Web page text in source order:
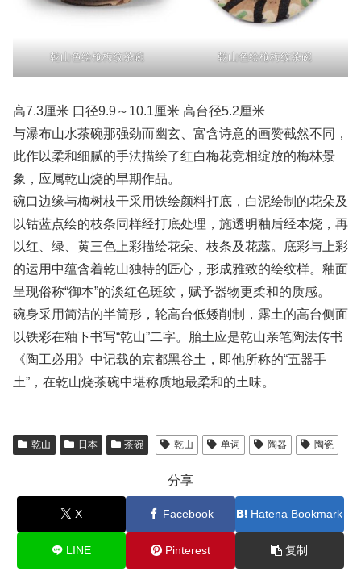
乾山色绘枪梅纹茶碗 乾山色绘枪梅纹茶碗
高7.3厘米 口径9.9～10.1厘米 高台径5.2厘米
与瀑布山水茶碗那强劲而幽玄、富含诗意的画赞截然不同，
此作以柔和细腻的手法描绘了红白梅花竞相绽放的梅林景
象，应属乾山烧的早期作品。
碗口边缘与梅树枝干采用铁绘颜料打底，白泥绘制的花朵及
以钴蓝点绘的枝条同样经打底处理，施透明釉后经本烧，再
以红、绿、黄三色上彩描绘花朵、枝条及花蕊。底彩与上彩
的运用中蕴含着乾山独特的匠心，形成雅致的绘纹样。釉面
呈现俗称“御本”的淡红色斑纹，赋予器物更柔和的质感。
碗身采用简洁的半筒形，轮高台低矮削制，露土的高台侧面
以铁彩在釉下书写“乾山”二字。胎土应是乾山亲笔陶法传书
《陶工必用》中记载的京都黑谷土，即他所称的“五器手
土”，在乾山烧茶碗中堪称质地最柔和的土味。
乾山 日本 茶碗 乾山 单词 陶器 陶瓷
分享
X Facebook Hatena Bookmark
LINE Pinterest 复制